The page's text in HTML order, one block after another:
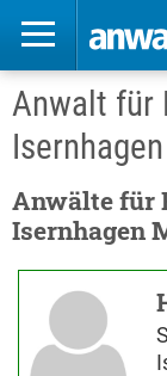
Anwalt für
Isernhagen
Anwälte für
Isernhagen